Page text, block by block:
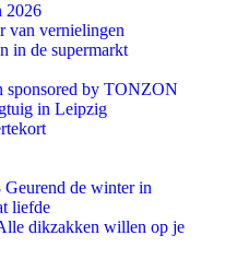
2026
van vernielingen
in de supermarkt
sponsored by TONZON
in Leipzig
de winter in
liefde
dikzakken willen op je